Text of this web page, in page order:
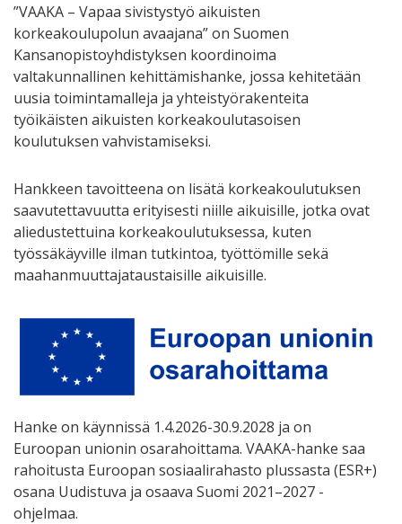
”VAAKA – Vapaa sivistystyö aikuisten
korkeakoulupolun avaajana” on Suomen
Kansanopistoyhdistyksen koordinoima
valtakunnallinen kehittämishanke, jossa kehitetään
uusia toimintamalleja ja yhteistyörakenteita
työikäisten aikuisten korkeakoulutasoisen
koulutuksen vahvistamiseksi.
Hankkeen tavoitteena on lisätä korkeakoulutuksen
saavutettavuutta erityisesti niille aikuisille, jotka ovat
aliedustettuina korkeakoulutuksessa, kuten
työssäkäyville ilman tutkintoa, työttömille sekä
maahanmuuttajataustaisille aikuisille.
Hanke on käynnissä 1.4.2026-30.9.2028 ja on
Euroopan unionin osarahoittama. VAAKA-hanke saa
rahoitusta Euroopan sosiaalirahasto plussasta (ESR+)
osana Uudistuva ja osaava Suomi 2021–2027 -
ohjelmaa.